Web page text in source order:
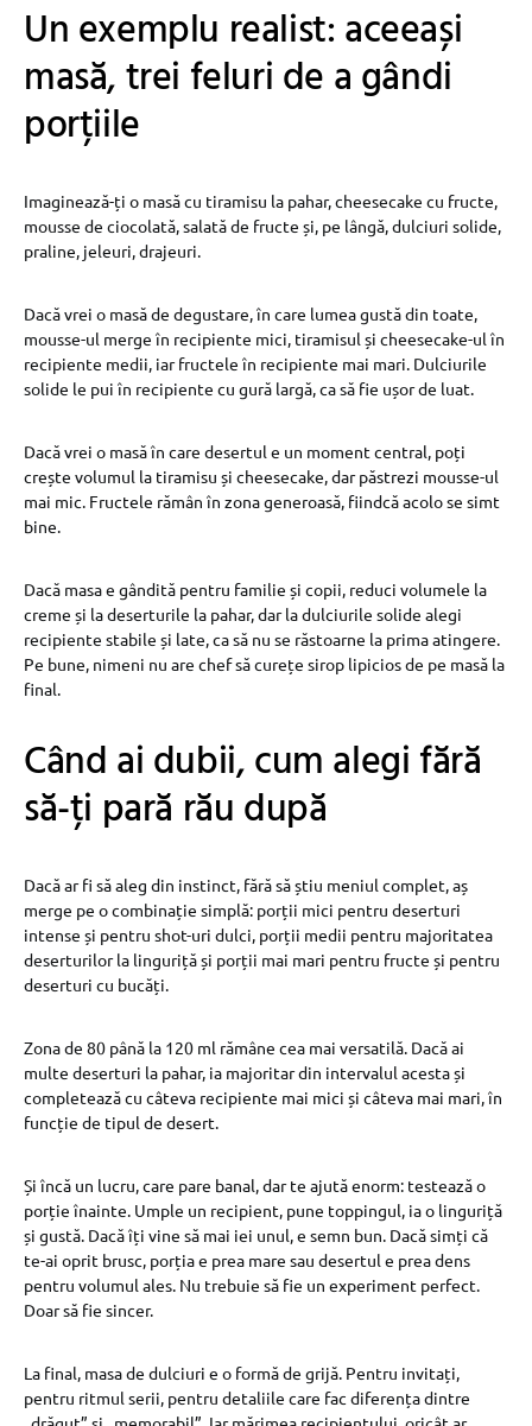
Un exemplu realist: aceeași
masă, trei feluri de a gândi
porțiile
Imaginează-ți o masă cu tiramisu la pahar, cheesecake cu fructe,
mousse de ciocolată, salată de fructe și, pe lângă, dulciuri solide,
praline, jeleuri, drajeuri.
Dacă vrei o masă de degustare, în care lumea gustă din toate,
mousse-ul merge în recipiente mici, tiramisul și cheesecake-ul în
recipiente medii, iar fructele în recipiente mai mari. Dulciurile
solide le pui în recipiente cu gură largă, ca să fie ușor de luat.
Dacă vrei o masă în care desertul e un moment central, poți
crește volumul la tiramisu și cheesecake, dar păstrezi mousse-ul
mai mic. Fructele rămân în zona generoasă, fiindcă acolo se simt
bine.
Dacă masa e gândită pentru familie și copii, reduci volumele la
creme și la deserturile la pahar, dar la dulciurile solide alegi
recipiente stabile și late, ca să nu se răstoarne la prima atingere.
Pe bune, nimeni nu are chef să curețe sirop lipicios de pe masă la
final.
Când ai dubii, cum alegi fără
să-ți pară rău după
Dacă ar fi să aleg din instinct, fără să știu meniul complet, aș
merge pe o combinație simplă: porții mici pentru deserturi
intense și pentru shot-uri dulci, porții medii pentru majoritatea
deserturilor la linguriță și porții mai mari pentru fructe și pentru
deserturi cu bucăți.
Zona de 80 până la 120 ml rămâne cea mai versatilă. Dacă ai
multe deserturi la pahar, ia majoritar din intervalul acesta și
completează cu câteva recipiente mai mici și câteva mai mari, în
funcție de tipul de desert.
Și încă un lucru, care pare banal, dar te ajută enorm: testează o
porție înainte. Umple un recipient, pune toppingul, ia o linguriță
și gustă. Dacă îți vine să mai iei unul, e semn bun. Dacă simți că
te-ai oprit brusc, porția e prea mare sau desertul e prea dens
pentru volumul ales. Nu trebuie să fie un experiment perfect.
Doar să fie sincer.
La final, masa de dulciuri e o formă de grijă. Pentru invitați,
pentru ritmul serii, pentru detaliile care fac diferența dintre